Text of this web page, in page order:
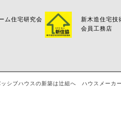
ム住宅研究会
新木造住宅技
会員工務店
シブハウスの新築は辻組へ ハウスメーカ